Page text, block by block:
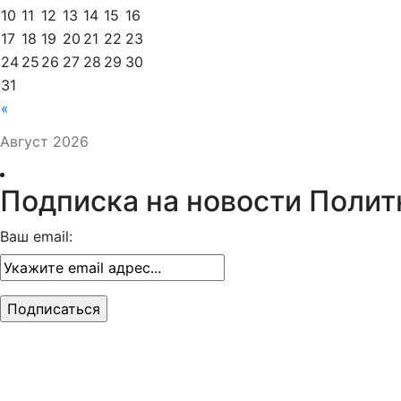
Август 2026
«
10 11 12 13 14 15 16
17 18 19 20 21 22 23
24 25 26 27 28 29 30
31
Подписка на новости
Ваш email: